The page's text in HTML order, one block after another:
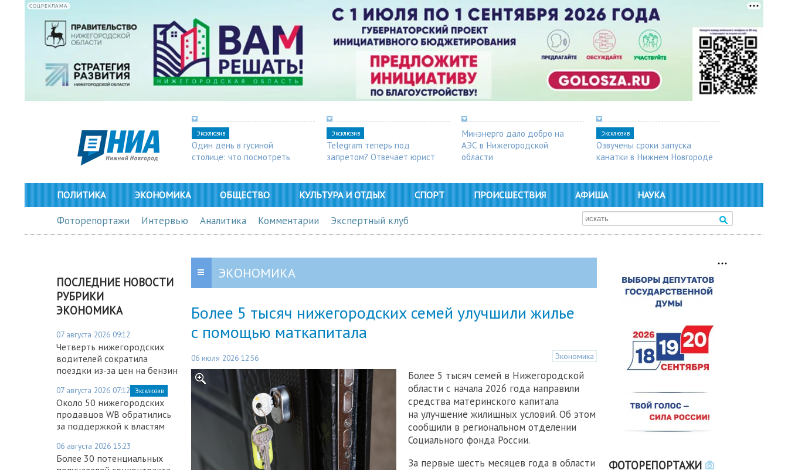
СОЦРЕКЛАМА
Эксклюзив
Один день в гусиной
столице: что посмотреть
Эксклюзив
Telegram теперь под
запретом? Отвечает юрист
Минэнерго дало добро на
АЭС в Нижегородской
области
Эксклюзив
Озвучены сроки запуска
канатки в Нижнем Новгороде
ПОЛИТИКА ЭКОНОМИКА ОБЩЕСТВО КУЛЬТУРА И ОТДЫХ СПОРТ ПРОИСШЕСТВИЯ АФИША НАУКА
Фоторепортажи Интервью Аналитика Комментарии Экспертный клуб
ПОСЛЕДНИЕ НОВОСТИ
РУБРИКИ
ЭКОНОМИКА
07 августа 2026 09:12
Четверть нижегородских
водителей сократила
поездки из-за цен на бензин
07 августа 2026 07:12 Эксклюзив
Около 50 нижегородских
продавцов WB обратились
за поддержкой к властям
06 августа 2026 15:23
Более 30 потенциальных
ЭКОНОМИКА
Более 5 тысяч нижегородских семей улучшили жилье
с помощью маткапитала
06 июля 2026 12:56 Экономика
Более 5 тысяч семей в Нижегородской
области с начала 2026 года направили
средства материнского капитала
на улучшение жилищных условий. Об этом
сообщили в региональном отделении
Социального фонда России.
За первые шесть месяцев года в области
ФОТОРЕПОРТАЖИ